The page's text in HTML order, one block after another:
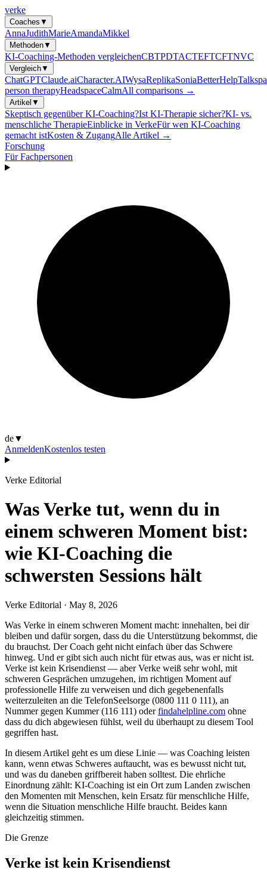
verke
Coaches ▼
AnnaJudithMarieAmandaMikkel
Methoden▼
KI-Coaching-Methoden vergleichenCBTPDTACTEFTCFTNVC
Vergleich▼
ChatGPTClaude.aiCharacter.AIWysaReplikaSoniaBetterHelp
person therapyHeadspaceCalmAll comparisons →
Artikel ▼
Skeptisch gegenüber KI-Coaching?Ist KI-Therapie sicher?KI- vs.
menschliche TherapieEinblicke in VerkeFür wen KI-Coaching
gemacht istKosten & ZugangAlle Artikel →
Forschung
Für Fachpersonen
de▼
AnmeldenKostenlos testen
Verke Editorial
Was Verke tut, wenn du in
einem schweren Moment bist:
wie KI-Coaching die
schwersten Sessions hält
Verke Editorial · May 8, 2026
Was Verke in einem schweren Moment macht: innehalten, bei dir
bleiben und dafür sorgen, dass du die Unterstützung bekommst, die
du brauchst. Der Coach geht nicht einfach über das Schwere
hinweg. Und er gibt sich auch nicht für etwas aus, was er nicht ist.
Verke ist kein Krisendienst — aber Verke weiß sehr wohl, mit
schweren Gesprächen umzugehen, im richtigen Moment auf
professionelle Hilfe zu verweisen und dich gegebenenfalls
weiterzuleiten an die TelefonSeelsorge (0800 111 0 111), an
Nummer gegen Kummer (116 111) oderfindahelpline.com ohne
dass du dich abgewiesen fühlst, weil du überhaupt zu diesem Tool
gegriffen hast.
In diesem Artikel geht es um diese Linie — was Coaching leisten
kann, wenn etwas Schweres auftaucht, was es bewusst nicht tut,
und was du daneben griffbereit haben solltest. Die ehrliche
Einordnung zählt: KI-Coaching ist ein Ort zum Landen zwischen
den Momenten mit Menschen, kein Ersatz für menschliche Hilfe,
wenn die Situation menschliche Hilfe braucht. Beides kann
gleichzeitig stimmen.
Die Grenze
Verke ist kein Krisendienst